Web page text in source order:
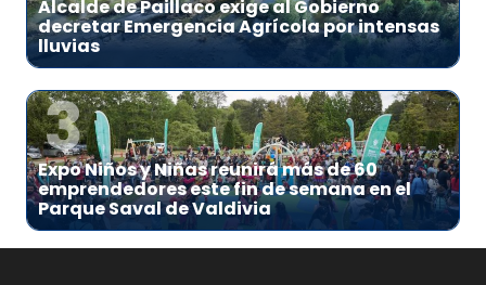
Alcalde de Paillaco exige al Gobierno
decretar Emergencia Agrícola por intensas
lluvias
3
Expo Niños y Niñas reunirá más de 60
emprendedores este fin de semana en el
Parque Saval de Valdivia